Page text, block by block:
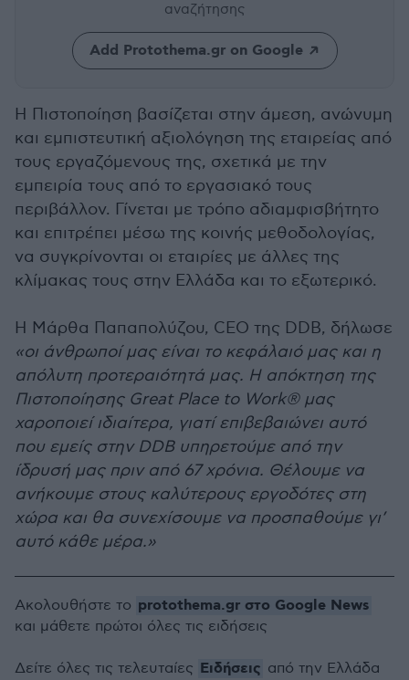
αναζήτησης
Add Protothema.gr on Google
Η Πιστοποίηση βασίζεται στην άμεση, ανώνυμη
και εμπιστευτική αξιολόγηση της εταιρείας από
τους εργαζόμενους της, σχετικά με την
εμπειρία τους από το εργασιακό τους
περιβάλλον. Γίνεται με τρόπο αδιαμφισβήτητο
και επιτρέπει μέσω της κοινής μεθοδολογίας,
να συγκρίνονται οι εταιρίες με άλλες της
κλίμακας τους στην Ελλάδα και το εξωτερικό.
H Μάρθα Παπαπολύζου, CEO της DDB, δήλωσε
«οι άνθρωποί μας είναι το κεφάλαιό μας και η
απόλυτη προτεραιότητά μας. Η απόκτηση της
Πιστοποίησης Great Place to Work® μας
χαροποιεί ιδιαίτερα, γιατί επιβεβαιώνει αυτό
που εμείς στην DDB υπηρετούμε από την
ίδρυσή μας πριν από 67 χρόνια. Θέλουμε να
ανήκουμε στους καλύτερους εργοδότες στη
χώρα και θα συνεχίσουμε να προσπαθούμε γι’
αυτό κάθε μέρα.»
Ακολουθήστε το protothema.gr στο Google News
και μάθετε πρώτοι όλες τις ειδήσεις
Δείτε όλες τις τελευταίες Ειδήσεις από την Ελλάδα